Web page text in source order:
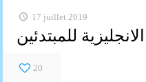
17 juillet 2019
20